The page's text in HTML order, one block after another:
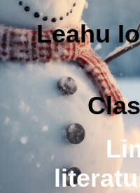
Leahu